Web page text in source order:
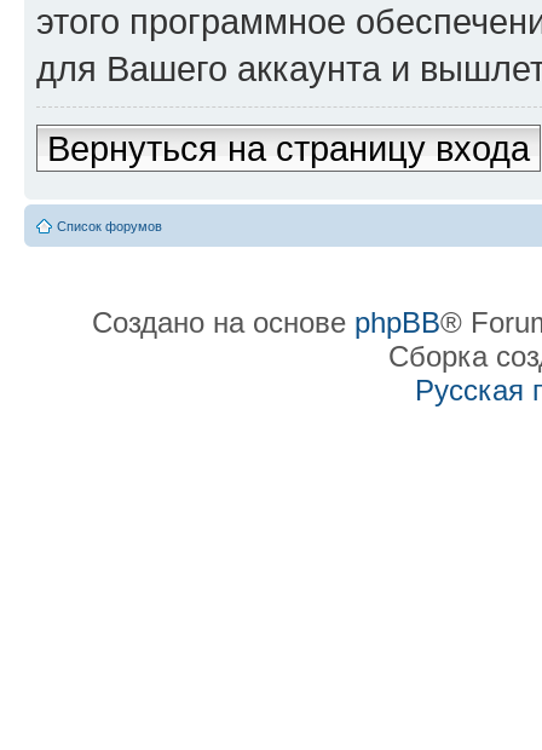
этого программное
для Вашего аккаунта и
Вернуться на страницу входа
Список форумов
Создано на основе phpBB®
Сборка
Русская